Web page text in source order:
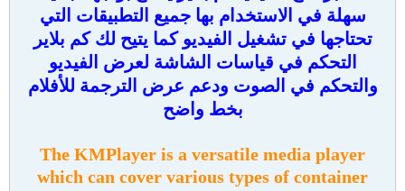
سهلة في الاستخدام بها جميع التطبيقات التي
تحتاجها في تشغيل الفيديو كما يتيح لك كم بلاير
التحكم في قياسات الشاشة لعرض الفيديو
والتحكم في الصوت ودعم عرض الترجمة للأفلام
بخط واضح
The KMPlayer is a versatile media player
which can cover various types of container